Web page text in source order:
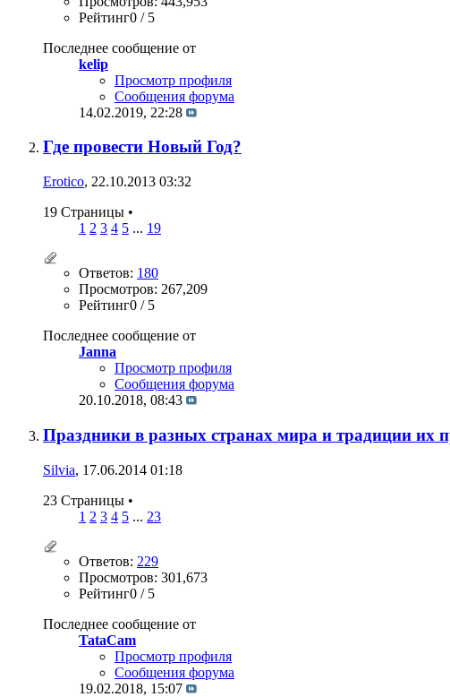
Рейтинг0 / 5
Последнее сообщение от
kelip
Просмотр профиля
Сообщения форума
14.02.2019, 22:28
Где провести Новый Год?
Erotico, 22.10.2013 03:32
19 Страницы •
1 2 3 4 5 ... 19
Ответов: 180
Просмотров: 267,209
Рейтинг0 / 5
Последнее сообщение от
Janna
Просмотр профиля
Сообщения форума
20.10.2018, 08:43
Праздники в разных странах мира и традиции их
Silvia, 17.06.2014 01:18
23 Страницы •
1 2 3 4 5 ... 23
Ответов: 229
Просмотров: 301,673
Рейтинг0 / 5
Последнее сообщение от
TataCam
Просмотр профиля
Сообщения форума
19.02.2018, 15:07